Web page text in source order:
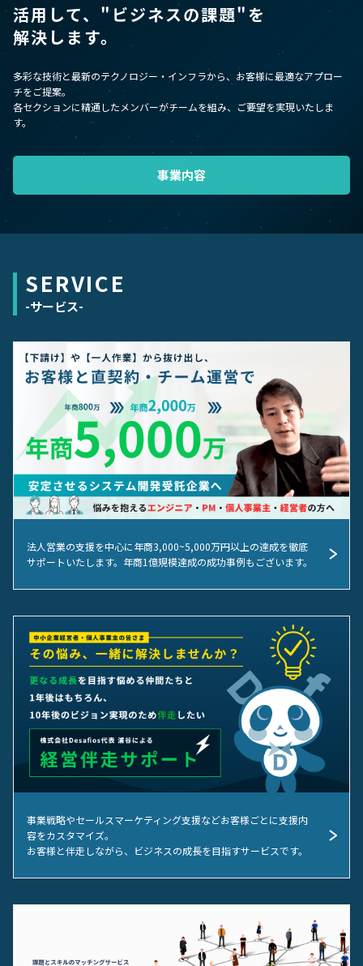
活用して、 "ビジネスの課題"を
解決します。
多彩な技術と最新のテクノロジー・インフラから、お客様に最適なアプロー
チをご提案。
各セクションに精通したメンバーがチームを組み、ご要望を実現いたしま
す。
事業内容
SERVICE
-サービス-
法人営業の支援を中心に年商3,000~5,000万円以上の達成を徹底
サポートいたします。年商1億規模達成の成功事例もございます。
事業戦略やセールスマーケティング支援などお客様ごとに支援内
容をカスタマイズ。
お客様と伴走しながら、ビジネスの成長を目指すサービスです。